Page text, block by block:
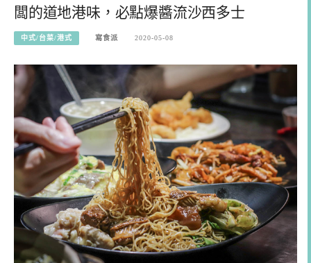
闆的道地港味，必點爆醬流沙西多士
中式/台菜/港式 寫食派 2020-05-08